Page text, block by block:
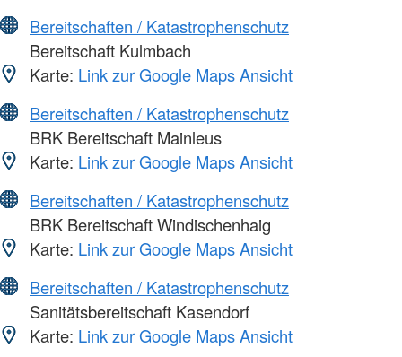
Bereitschaften / Katastrophenschutz
Bereitschaft Kulmbach
Karte: Link zur Google Maps Ansicht
Bereitschaften / Katastrophenschutz
BRK Bereitschaft Mainleus
Karte: Link zur Google Maps Ansicht
Bereitschaften / Katastrophenschutz
BRK Bereitschaft Windischenhaig
Karte: Link zur Google Maps Ansicht
Bereitschaften / Katastrophenschutz
Sanitätsbereitschaft Kasendorf
Karte: Link zur Google Maps Ansicht